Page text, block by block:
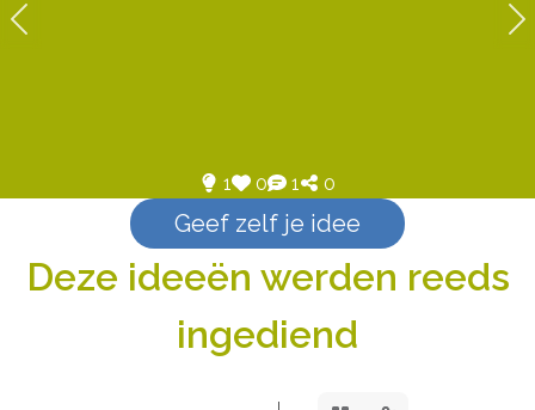
1 0 1 0
Geef zelf je idee
Deze ideeën werden reeds
ingediend